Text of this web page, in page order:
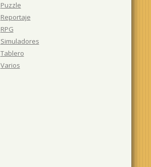
Puzzle
Reportaje
RPG
Simuladores
Tablero
Varios